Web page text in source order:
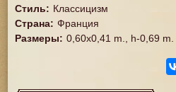
Стиль: Классицизм
Страна: Франция
Размеры: 0,60x0,41 m., h-0,69 m.